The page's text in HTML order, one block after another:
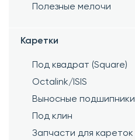
Полезные мелочи
Каретки
Под квадрат (Square)
Octalink/ISIS
Выносные подшипники
Под клин
Запчасти для кареток